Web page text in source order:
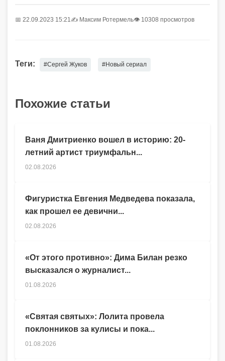
📅 22.09.2023 15:21✍️ Максим Ротермель👁 10308 просмотров
Теги: #Сергей Жуков #Новый сериал
Похожие статьи
Ваня Дмитриенко вошел в историю: 20-
летний артист триумфальн...
02.08.2026
Фигуристка Евгения Медведева показала,
как прошел ее девични...
02.08.2026
«От этого противно»: Дима Билан резко
высказался о журналист...
01.08.2026
«Святая святых»: Лолита провела
поклонников за кулисы и пока...
01.08.2026